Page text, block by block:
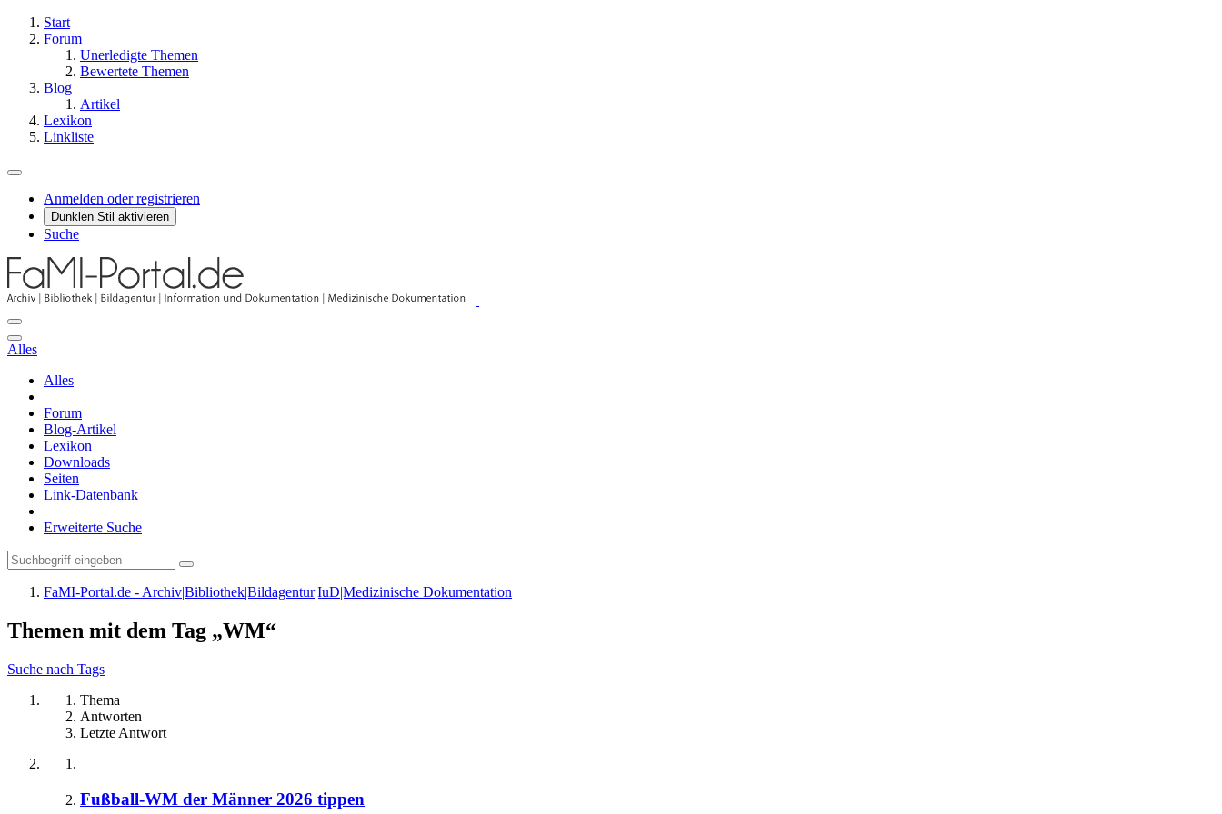
Start
Forum
Unerledigte Themen
Bewertete Themen
Blog
Artikel
Lexikon
Linkliste
Anmelden oder registrieren
Dunklen Stil aktivieren
Suche
Alles
Alles
Forum
Blog-Artikel
Lexikon
Downloads
Seiten
Link-Datenbank
Erweiterte Suche
FaMI-Portal.de - Archiv|Bibliothek|Bildagentur|IuD|Medizinische Dokumentation
Themen mit dem Tag „WM“
Suche nach Tags
Thema
Antworten
Letzte Antwort
Fußball-WM der Männer 2026 tippen